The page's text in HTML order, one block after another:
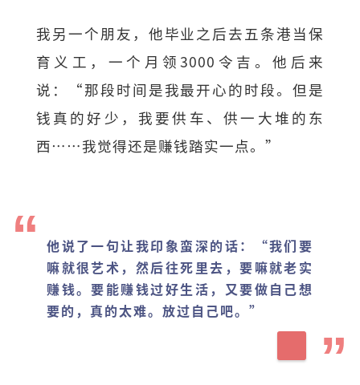
我另一个朋友，他毕业之后去五条港当保
育义工，一个月领3000令吉。他后来
说：“那段时间是我最开心的时段。但是
钱真的好少，我要供车、供一大堆的东
西……我觉得还是赚钱踏实一点。”
他说了一句让我印象蛮深的话：“我们要
嘛就很艺术，然后往死里去，要嘛就老实
赚钱。要能赚钱过好生活，又要做自己想
要的，真的太难。放过自己吧。”